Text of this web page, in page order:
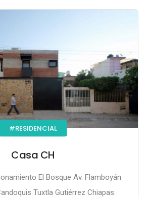
#RESIDENCIAL
Casa CH
El Bosque Av. Flamboyán
Tuxtla Gutiérrez Chiapas.